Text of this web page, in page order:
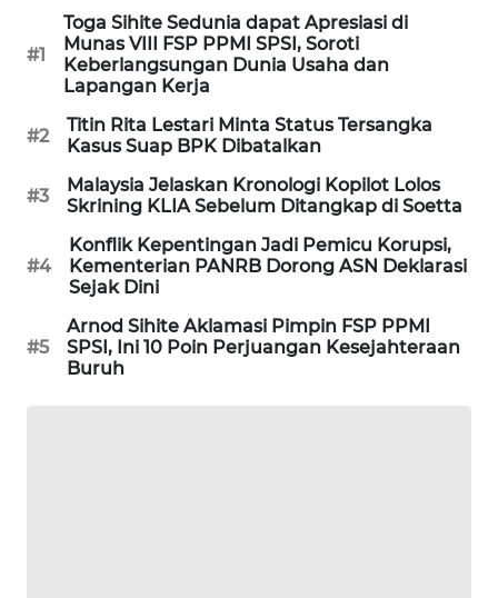
#1
Toga Sihite Sedunia dapat Apresiasi di
Munas VIII FSP PPMI SPSI, Soroti
Keberlangsungan Dunia Usaha dan
Lapangan Kerja
#2
Titin Rita Lestari Minta Status Tersangka
Kasus Suap BPK Dibatalkan
#3
Malaysia Jelaskan Kronologi Kopilot Lolos
Skrining KLIA Sebelum Ditangkap di Soetta
#4
Konflik Kepentingan Jadi Pemicu Korupsi,
Kementerian PANRB Dorong ASN Deklarasi
Sejak Dini
#5
Arnod Sihite Aklamasi Pimpin FSP PPMI
SPSI, Ini 10 Poin Perjuangan Kesejahteraan
Buruh
SIDIKALANG
NEWS
SIBARAGAS
NEWS
METRO
SIANTAR
NEWS
METRO
MEDAN
NEWS